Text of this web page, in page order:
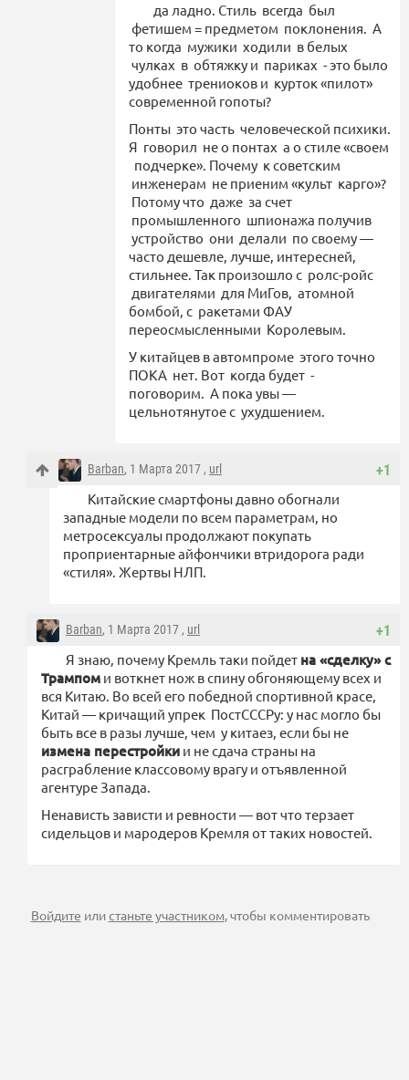
да ладно. Стиль всегда был
фетишем = предметом поклонения. А
то когда мужики ходили в белых
чулках в обтяжку и париках - это было
удобнее трениоков и курток «пилот»
современной гопоты?
Понты это часть человеческой психики.
Я говорил не о понтах а о стиле «своем
подчерке». Почему к советским
инженерам не приеним «культ карго»?
Потому что даже за счет
промышленного шпионажа получив
устройство они делали по своему —
часто дешевле, лучше, интересней,
стильнее. Так произошло с ролс-ройс
двигателями для МиГов, атомной
бомбой, с ракетами ФАУ
переосмысленными Королевым.
У китайцев в автомпроме этого точно
ПОКА нет. Вот когда будет -
поговорим. А пока увы —
цельнотянутое с ухудшением.
+1
Barban, 1 Марта 2017 , url
Китайские смартфоны давно обогнали
западные модели по всем параметрам, но
метросексуалы продолжают покупать
проприентарные айфончики втридорога ради
«стиля». Жертвы НЛП.
+1
Barban, 1 Марта 2017 , url
Я знаю, почему Кремль таки пойдет на «сделку» с
Трампом и воткнет нож в спину обгоняющему всех и
вся Китаю. Во всей его победной спортивной красе,
Китай — кричащий упрек ПостСССРу: у нас могло бы
быть все в разы лучше, чем у китаез, если бы не
измена перестройки и не сдача страны на
расграбление классовому врагу и отъявленной
агентуре Запада.
Ненависть зависти и ревности — вот что терзает
сидельцов и мародеров Кремля от таких новостей.
Войдите илистаньте участником, чтобы комментировать